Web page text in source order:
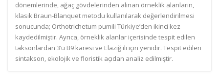
dönemlerinde, ağaç gövdelerinden alınan örneklik alanların,
klasik Braun-Blanquet metodu kullanılarak değerlendirilmesi
sonucunda; Orthotrichetum pumili Türkiye’den ikinci kez
kaydedilmiştir. Ayrıca, örneklik alanlar içerisinde tespit edilen
taksonlardan 3’ü B9 karesi ve Elazığ ili için yenidir. Tespit edilen
sintakson, ekolojik ve floristik açıdan analiz edilmiştir.